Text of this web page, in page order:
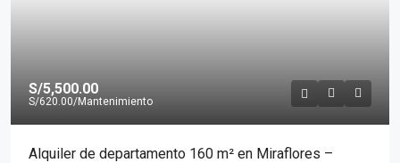
S/5,500.00
S/620.00/Mantenimiento
Alquiler de departamento 160 m² en Miraflores –